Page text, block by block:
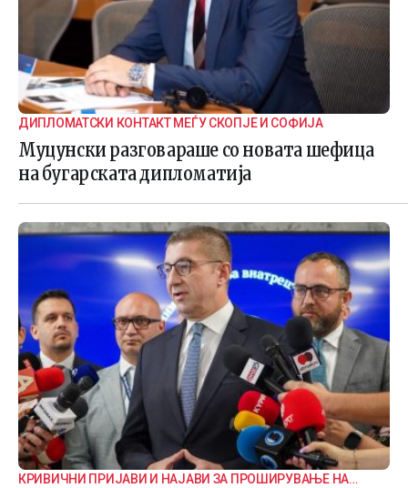
ДИПЛОМАТСКИ КОНТАКТ МЕЃУ СКОПЈЕ И СОФИЈА
Муцунски разговараше со новата шефица
на бугарската дипломатија
КРИВИЧНИ ПРИЈАВИ И НАЈАВИ ЗА ПРОШИРУВАЊЕ НА